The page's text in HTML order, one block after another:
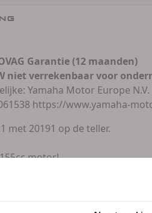
Garantie (12 maanden)
niet verrekenbaar voor
Yamaha Motor Europe
https://www.yamaha-
met 20191 op de teller.
motor!
en het lange duozadel
Met de krachtige LED-